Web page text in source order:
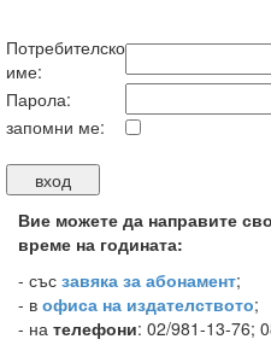
Потребителско
име:
Парола:
запомни ме:
Вие можете да направите
време на годината:
- със завяка за абонамент;
- в офиса на издателството;
- на телефони: 02/981-13-76;